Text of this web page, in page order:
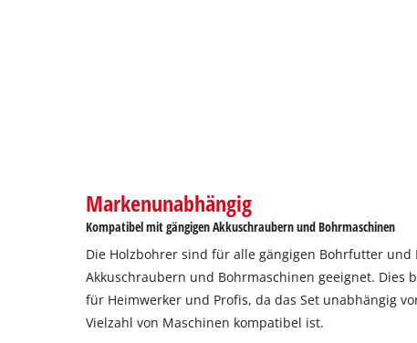
Markenunabhängig
Kompatibel mit gängigen Akkuschraubern und Bohrmaschinen
Die Holzbohrer sind für alle gängigen Bohrfutter
Akkuschraubern und Bohrmaschinen geeignet. Dies
für Heimwerker und Profis, da das Set unabhängig
Vielzahl von Maschinen kompatibel ist.